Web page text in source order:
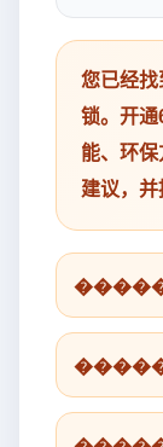
您已经找
锁。开
能、环
建议，并
������
������